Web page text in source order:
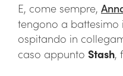
E, come sempre,
tengono a
ospitando in
caso appunto Stash,